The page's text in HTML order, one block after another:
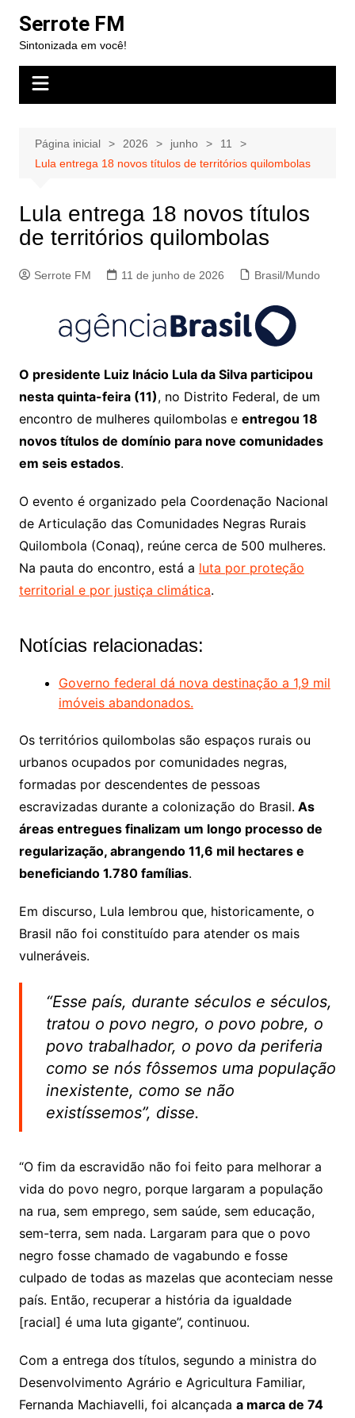
para
conteúdo
Serrote FM
Sintonizada em você!
Página inicial 2026 junho
11
Lula entrega 18 novos títulos de territórios quilombolas
Lula entrega 18 novos títulos
de territórios quilombolas
Serrote FM 11 de junho de 2026 Brasil/Mundo
O presidente Luiz Inácio Lula da Silva participou
nesta quinta-feira (11), no Distrito Federal, de um
encontro de mulheres quilombolas e entregou 18
novos títulos de domínio para nove comunidades
em seis estados.
O evento é organizado pela Coordenação Nacional
de Articulação das Comunidades Negras Rurais
Quilombola (Conaq), reúne cerca de 500 mulheres.
Na pauta do encontro, está a luta por proteção
territorial e por justiça climática.
Notícias relacionadas:
Governo federal dá nova destinação a 1,9 mil
imóveis abandonados.
Os territórios quilombolas são espaços rurais ou
urbanos ocupados por comunidades negras,
formadas por descendentes de pessoas
escravizadas durante a colonização do Brasil. As
áreas entregues finalizam um longo processo de
regularização, abrangendo 11,6 mil hectares e
beneficiando 1.780 famílias.
Em discurso, Lula lembrou que, historicamente, o
Brasil não foi constituído para atender os mais
vulneráveis.
“Esse país, durante séculos e séculos,
tratou o povo negro, o povo pobre, o
povo trabalhador, o povo da periferia
como se nós fôssemos uma população
inexistente, como se não
existíssemos”, disse.
“O fim da escravidão não foi feito para melhorar a
vida do povo negro, porque largaram a população
na rua, sem emprego, sem saúde, sem educação,
sem-terra, sem nada. Largaram para que o povo
negro fosse chamado de vagabundo e fosse
culpado de todas as mazelas que aconteciam nesse
país. Então, recuperar a história da igualdade
[racial] é uma luta gigante”, continuou.
Com a entrega dos títulos, segundo a ministra do
Desenvolvimento Agrário e Agricultura Familiar,
Fernanda Machiavelli, foi alcançada a marca de 74